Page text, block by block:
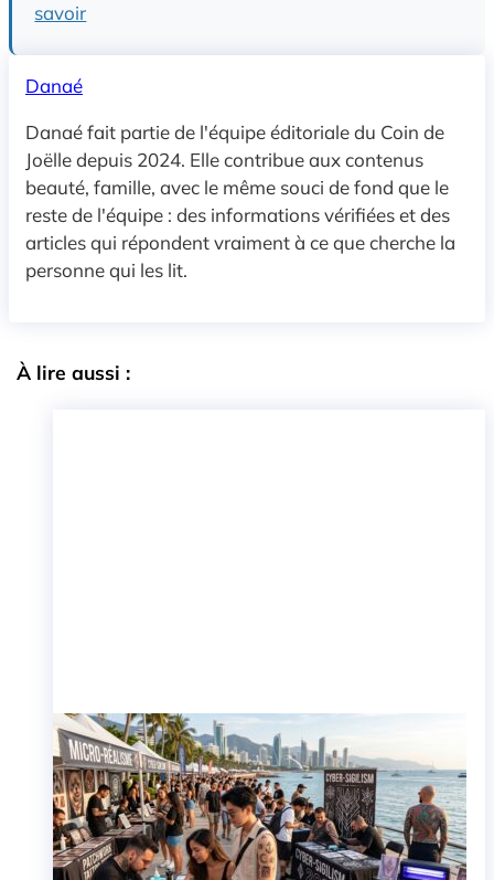
savoir
Danaé
Danaé fait partie de l'équipe éditoriale du Coin de
Joëlle depuis 2024. Elle contribue aux contenus
beauté, famille, avec le même souci de fond que le
reste de l'équipe : des informations vérifiées et des
articles qui répondent vraiment à ce que cherche la
personne qui les lit.
À lire aussi :